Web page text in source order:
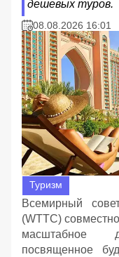
дешевых туров.
08.08.2026 16:01
Туризм
Всемирный
(WTTC)
масштабное
посвященное